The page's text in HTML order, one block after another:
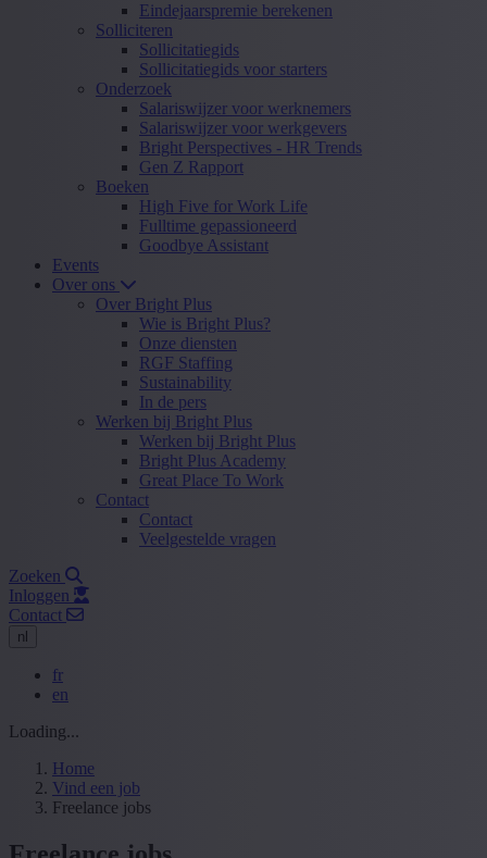
Eindejaarspremie berekenen
Solliciteren
Sollicitatiegids
Sollicitatiegids voor starters
Onderzoek
Salariswijzer voor werknemers
Salariswijzer voor werkgevers
Bright Perspectives - HR Trends
Gen Z Rapport
Boeken
High Five for Work Life
Fulltime gepassioneerd
Goodbye Assistant
Events
Over ons
Over Bright Plus
Wie is Bright Plus?
Onze diensten
RGF Staffing
Sustainability
In de pers
Werken bij Bright Plus
Werken bij Bright Plus
Bright Plus Academy
Great Place To Work
Contact
Contact
Veelgestelde vragen
Zoeken
Inloggen
Contact
nl
fr
en
Loading...
Home
Vind een job
Freelance jobs